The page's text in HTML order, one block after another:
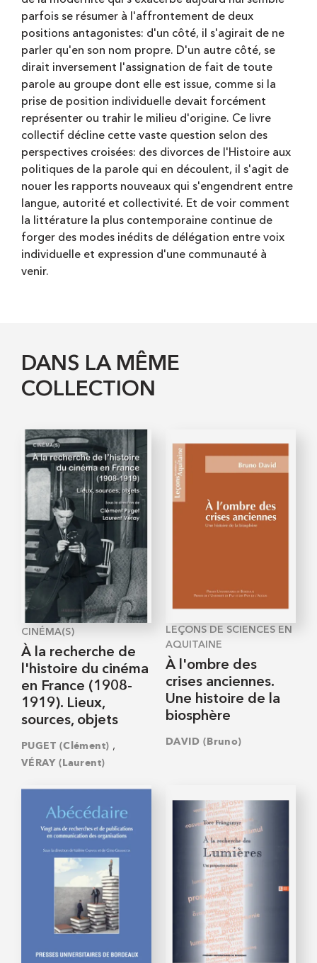
parfois se résumer à l'affrontement de deux
positions antagonistes: d'un côté, il s'agirait de ne
parler qu'en son nom propre. D'un autre côté, se
dirait inversement l'assignation de fait de toute
parole au groupe dont elle est issue, comme si la
prise de position individuelle devait forcément
représenter ou trahir le milieu d'origine. Ce livre
collectif décline cette vaste question selon des
perspectives croisées: des divorces de l'Histoire aux
politiques de la parole qui en découlent, il s'agit de
nouer les rapports nouveaux qui s'engendrent entre
langue, autorité et collectivité. Et de voir comment
la littérature la plus contemporaine continue de
forger des modes inédits de délégation entre voix
individuelle et expression d'une communauté à
venir.
DANS LA MÊME
COLLECTION
CINÉMA(S)
À la recherche de
l'histoire du cinéma
en France (1908-
1919). Lieux,
sources, objets
PUGET (Clément) ,
VÉRAY (Laurent)
LEÇONS DE SCIENCES EN
AQUITAINE
À l'ombre des
crises anciennes.
Une histoire de la
biosphère
DAVID (Bruno)